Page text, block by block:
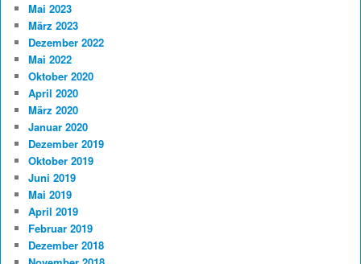
Mai 2023
März 2023
Dezember 2022
Mai 2022
Oktober 2020
April 2020
März 2020
Januar 2020
Dezember 2019
Oktober 2019
Juni 2019
Mai 2019
April 2019
Februar 2019
Dezember 2018